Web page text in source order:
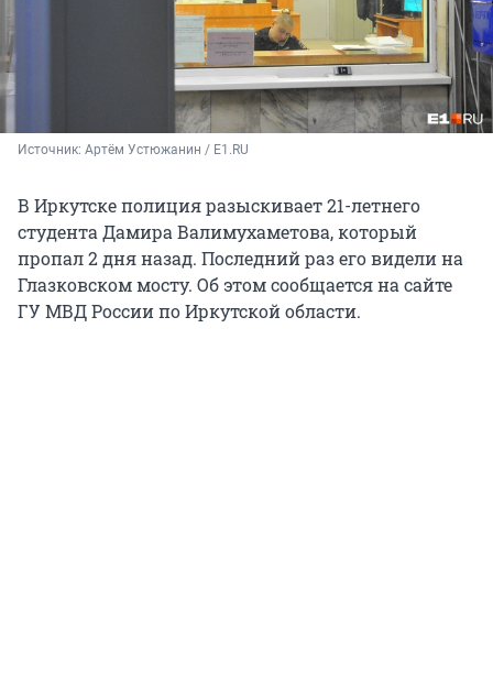
Источник: Артём Устюжанин / E1.RU
В Иркутске полиция разыскивает 21-летнего
студента Дамира Валимухаметова, который
пропал 2 дня назад. Последний раз его видели на
Глазковском мосту. Об этом сообщается на сайте
ГУ МВД России по Иркутской области.